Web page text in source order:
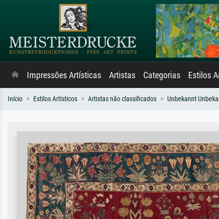
Impressões Artísticas Artistas Categorias Estilos
Início Estilos Artísticos Artistas não classificados Unbekannt